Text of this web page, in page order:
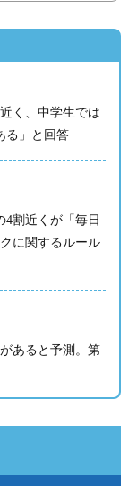
く、中学生では
る」と回答
4割近くが「毎日
に関するルール
あると予測。第